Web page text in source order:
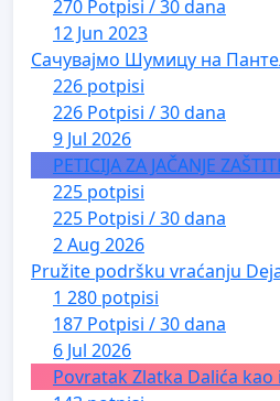
270 Potpisi / 30 dana
12 Jun 2023
Сачувајмо Шумицу на
226 potpisi
226 Potpisi / 30 dana
9 Jul 2026
PETICIJA ZA JAČANJE
225 potpisi
225 Potpisi / 30 dana
2 Aug 2026
Pružite podršku vraćanju
1 280 potpisi
187 Potpisi / 30 dana
6 Jul 2026
Povratak Zlatka Dalića